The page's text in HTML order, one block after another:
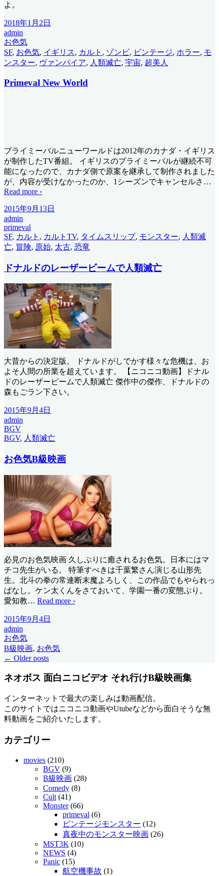
よ。
2018年1月2日
admin
お色気
SF, お色気, イギリス, カルト , ゾンビ, ビンテージ, ホラー, モ
ンスター, ヴァンパイア, 人類滅亡, 宇宙, 超美人
Primeval New World
プライミーバルニューワールドは2012年のカナダ・イギリス
が制作したTV番組。 イギリスのプライミーバルが継続不可
能になったので、カナダ側で原案を継承して制作されました
が、内容が受けなかったのか、1シーズンでキャンセルさ …
Read more ›
2015年9月13日
admin
primeval
SF, カルト , カルトTV, タイムスリップ, モンスター, 人類滅
亡, 冒険, 原始, 太古, 恐竜
ドナルドのレーザービームで人類滅亡
大昔からの決定版。 ドナルドがしでかす様々な危機は、お
よそ人間の所業を超えています。 【ニコニコ動画】ドナル
ドのレーザービームで人類滅亡 傑作中の傑作、ドナルドの
森もごラン下さい。
2015年9月4日
admin
BGV
BGV, 人類滅亡
お色気B級映画
必見のお色気映画 久しぶりに癒されるお色気。日本にはマ
チコ先生がいる。 特筆すべきは千葉繁さん演じる山形先
生。北斗の拳の常連断末魔よろしく、この作品でもやられっ
ぱなし。ケン太くんをさておいて、学園一番の変態ぶり。
愛知教… Read more ›
2015年9月4日
admin
お色気
B級映画, お色気
← Older posts
ネオボス 面白ニコビデオ それ行けB級映画集
インターネットで最大の楽しみは動画配信。
このサイトではニコニコ動画やUtubeなどから面白そうな無
料動画をご紹介いたします。
カテゴリー
movies (210)
BGV (9)
B級映画 (28)
Comedy (8)
Cult (41)
Monster(66)
primeval (6)
ビンテージモンスター (12)
真夜中のモンスター映画 (26)
MST3K (10)
NEWS (4)
Panic (15)
航空機事故 (1)